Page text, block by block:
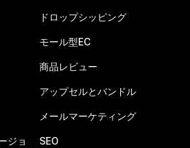
ジョ
ドロップシッピング
モール型EC
商品レビュー
アップセルとバンドル
メールマーケティング
SEO